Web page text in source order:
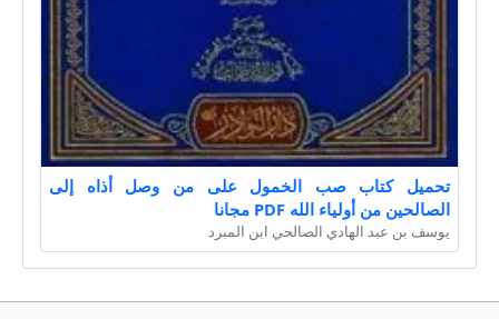
تحميل كتاب صب الخمول على من وصل أذاه إلى
الصالحين من أولياء الله PDF مجانا
يوسف بن عبد الهادي الصالحي ابن المبرد